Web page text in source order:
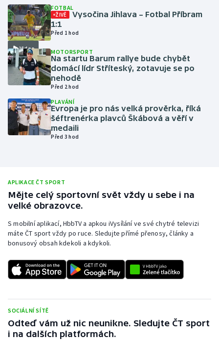
Lyže a snowboard
Moderní pětiboj
Motorsport
Parasport
Rychlobruslení
Rychlostní kanoistika
Short track
Sportovní střelba
Stolní tenis
Triatlon
Video
FOTBAL
ŽIVĚ
Vysočina Jihlava – Fotbal Příbram
1:1
Před 1 hod
MOTORSPORT
Na startu Barum rallye bude chybět
domácí lídr Stříteský, zotavuje se po
nehodě
Před 2 hod
PLAVÁNÍ
Evropa je pro nás velká prověrka, říká
šéftrenérka plavců Škábová a věří v
medaili
Před 3 hod
APLIKACE ČT SPORT
Mějte celý sportovní svět vždy u sebe i na
velké obrazovce.
S mobilní aplikací, HbbTV a apkou iVysílání ve své chytré televizi
máte ČT sport vždy po ruce. Sledujte přímé přenosy, články a
bonusový obsah kdekoli a kdykoli.
SOCIÁLNÍ SÍTĚ
Odteď vám už nic neunikne. Sledujte ČT sport
i na dalších platformách.